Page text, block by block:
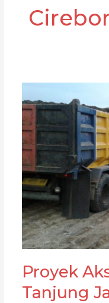
Proyek
Tanjung